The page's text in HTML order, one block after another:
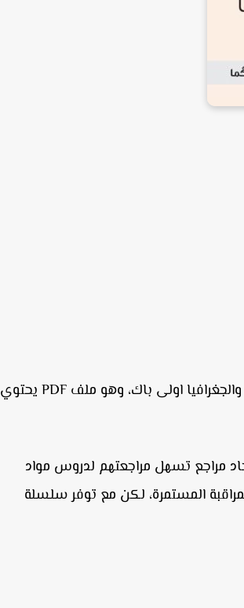
للوثائق التربوية سلسلة سيكما لمادة التاريخ والجغرافيا اولى باك، وهو ملف PDF يحتوي
مراجع تسهل مراجعتهم لدروس مواد
المستمرة، لكن مع توفر سلسلة